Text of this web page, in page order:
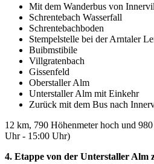
Mit dem Wanderbus von
Schrentebach Wasserfall
Schrentebachboden
Stempelstelle bei der Arntaler
Buibmstibile
Villgratenbach
Gissenfeld
Oberstaller Alm
Unterstaller Alm mit Einkehr
Zurück mit dem Bus nach
12 km, 790 Höhenmeter hoch und
Uhr - 15:00 Uhr)
4. Etappe von der Unterstaller Alm